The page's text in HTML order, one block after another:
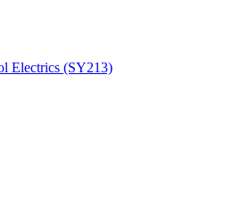
Electrics (SY213)